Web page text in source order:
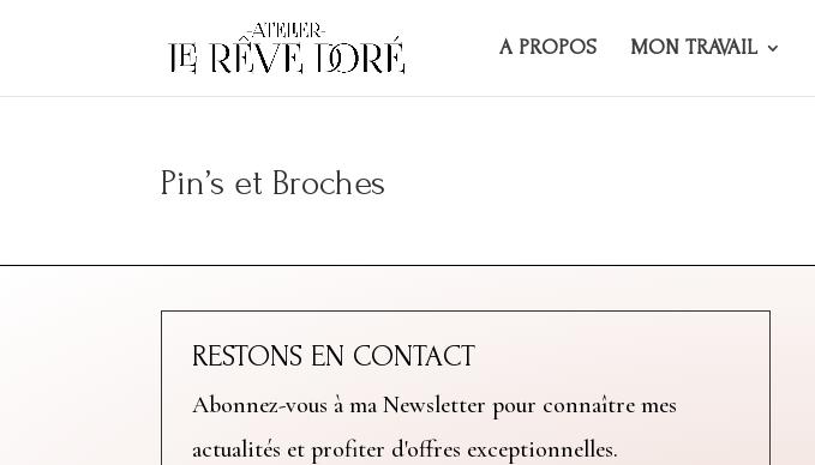
A PROPOS MON TRAVAIL
Pin’s et Broches
RESTONS EN CONTACT
Abonnez-vous à ma Newsletter pour connaître mes
actualités et profiter d'offres exceptionnelles.